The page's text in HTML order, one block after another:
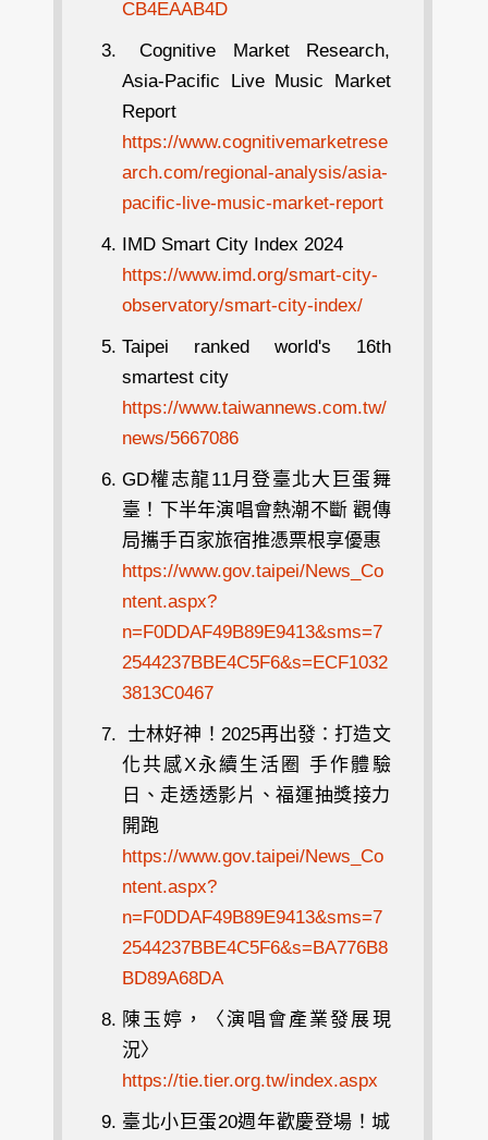
CB4EAAB4D
Cognitive Market Research,
Asia-Pacific Live Music Market
Report
https://www.cognitivemarketrese
arch.com/regional-analysis/asia-
pacific-live-music-market-report
IMD Smart City Index 2024
https://www.imd.org/smart-city-
observatory/smart-city-index/
Taipei ranked world's 16th
smartest city
https://www.taiwannews.com.tw/
news/5667086
GD權志龍11月登臺北大巨蛋舞
臺！下半年演唱會熱潮不斷 觀傳
局攜手百家旅宿推憑票根享優惠
https://www.gov.taipei/News_Co
ntent.aspx?
n=F0DDAF49B89E9413&sms=7
2544237BBE4C5F6&s=ECF1032
3813C0467
士林好神！2025再出發：打造文
化共感X永續生活圈 手作體驗
日、走透透影片、福運抽獎接力
開跑
https://www.gov.taipei/News_Co
ntent.aspx?
n=F0DDAF49B89E9413&sms=7
2544237BBE4C5F6&s=BA776B8
BD89A68DA
陳玉婷，〈演唱會產業發展現
況〉
https://tie.tier.org.tw/index.aspx
臺北小巨蛋20週年歡慶登場！城